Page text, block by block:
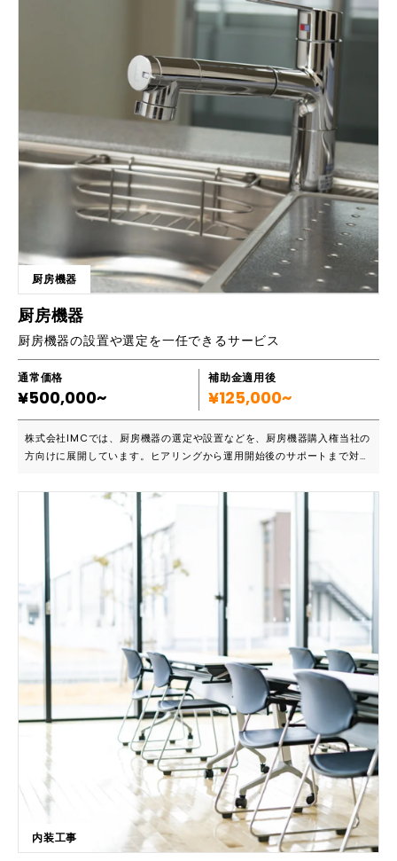
系 1ヶ月単位での契約が可能で、PC台数に縛られないフローティングラ
イセンスも提供しています。これにより、必要な時に必要な分だけスモー
間らしい判断を再現する高度な機能 単なるクリックの繰り返しではな
く、画像認識による待機やエラー回避など、人間が無意識に行っている判
断を再現できる機能を備えています。これにより、止まりにくい安定した
ロボット作成が可能です。 ・徹底した無料サポート体制 教育・研修の
知見を持つグループ企業のノウハウを活かし、個別のWeb会議や勉強会
などのサポートをすべて無料で提供しています。単なるツールの提供に留
まらず、自走できる人材の育成まで支援します。 ・AI連携による紙デー
タのデジタル化 AI-OCR機能を搭載しており、手書き伝票や請求書など
の「紙データ」の読み取りからシステム入力までを一気通貫で自動化でき
る拡張性の高さも強みです。 ■導入実績や事例 ・1,800社を超える幅広い
導入実績 業種・規模を問わず、すでに1,800社以上の企業に導入されて
います。導入継続率は98％という極めて高い水準を維持しており、多く
の現場で定着している証となっています。 ・国内主要レビューサイトで
顧客満足度1位 「ITreview」や「BOXIL」といった大手比較サイトのRPA
部門において、顧客満足度第1位を連続で受賞しています。実際の利用者
から使いやすさとサポート品質が適正に評価されています。 ・7,300ツ
ールの中から「最強ITツール」に選出 2023年には、数あるITツールの
中から「最強ITツール」として1位に選出されるなど、専門機関からもそ
の実効性とコストパフォーマンスが高く評価されています。
厨房機器
厨房機器
厨房機器の設置や選定を一任できるサービス
通常価格
¥500,000~
補助金適用後
¥125,000~
株式会社IMCでは、厨房機器の選定や設置などを、厨房機器購入権当社の
方向けに展開しています。ヒアリングから運用開始後のサポートまで対応
も、速やかに対処します。 ■こんな方におススメです ・どの厨房機器を
選んでいいか分からない ・厨房機器設置後のサポートをして欲しい ・厨
房機器の設置を行ってくれるサービスを探している お客様のニーズをヒ
アリングによって把握し、最適な提案を行っています。様々な厨房機器や
その周辺機器を取り扱っているので、飲食店のジャンルを問わずに最適な
厨房機器の提供を実現しているサービスでもあります。 ■主要機能一覧
・業務用冷蔵庫冷凍庫 ・業務用食洗器 ・真空バック包装機 ・フライヤー
・スチームコンベクション ・急速冷凍機 ・冷凍自動販売機 ・上記の設置
内装工事